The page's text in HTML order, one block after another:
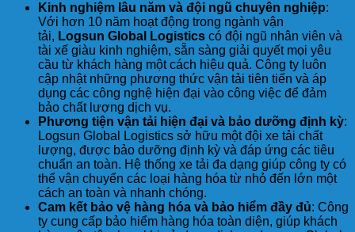
Kinh nghiệm lâu năm và đội ngũ chuyên nghiệp:
Với hơn 10 năm hoạt động trong ngành vận
tải, Logsun Global Logistics có đội ngũ nhân viên và
tài xế giàu kinh nghiệm, sẵn sàng giải quyết mọi yêu
cầu từ khách hàng một cách hiệu quả. Công ty luôn
cập nhật những phương thức vận tải tiên tiến và áp
dụng các công nghệ hiện đại vào công việc để đảm
bảo chất lượng dịch vụ.
Phương tiện vận tải hiện đại và bảo dưỡng định kỳ:
Logsun Global Logistics sở hữu một đội xe tải chất
lượng, được bảo dưỡng định kỳ và đáp ứng các tiêu
chuẩn an toàn. Hệ thống xe tải đa dạng giúp công ty có
thể vận chuyển các loại hàng hóa từ nhỏ đến lớn một
cách an toàn và nhanh chóng.
Cam kết bảo vệ hàng hóa và bảo hiểm đầy đủ: Công
ty cung cấp bảo hiểm hàng hóa toàn diện, giúp khách